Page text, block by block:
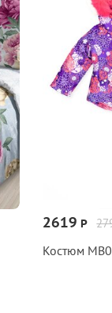
2619 Р
Костюм